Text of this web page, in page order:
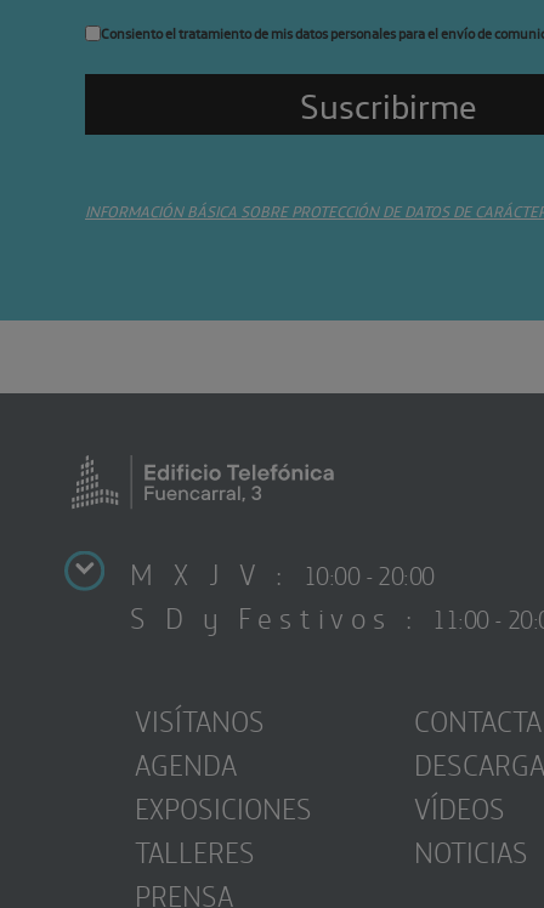
Consiento el tratamiento de mis datos personales para el envío de
INFORMACIÓN BÁSICA SOBRE PROTECCIÓN DE DATOS DE
M X J V : 10:00 - 20:00
S D y Festivos : 11:00 -
VISÍTANOS
AGENDA
EXPOSICIONES
TALLERES
PRENSA
CONTACTA
VÍDEOS
NOTICIAS